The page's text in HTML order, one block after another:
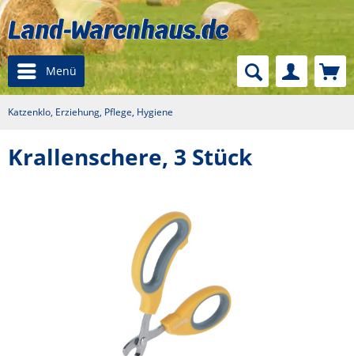
Menü
Katzenklo, Erziehung, Pflege, Hygiene
Krallenschere, 3 Stück